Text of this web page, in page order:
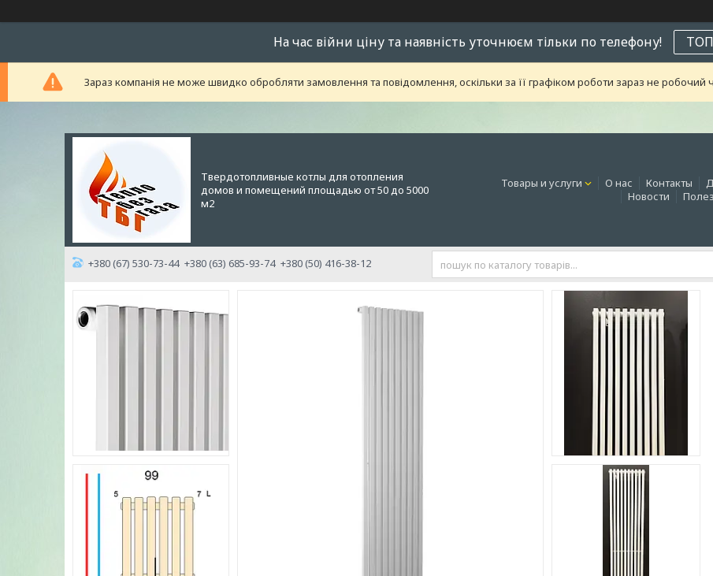
На час війни ціну та наявність уточнюєм тільки по телефону!
Зараз компанія не може швидко обробляти замовлення та повідомлення, оскільки за її графіком роботи зараз не
Твердотопливные котлы для отопления
домов и помещений площадью от 50 до 5000
м2
Товары и услуги О нас Контакты
Новости
+380 (67) 530-73-44 +380 (63) 685-93-74 +380 (50) 416-38-12